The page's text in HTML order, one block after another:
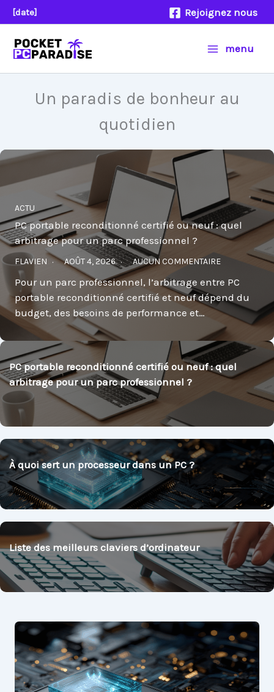
Aller
au
contenu
[date] Rejoignez nous
menu
Un paradis de bonheur au
quotidien
ACTU
PC portable reconditionné certifié ou neuf : quel
arbitrage pour un parc professionnel ?
FLAVIEN AOÛT 4, 2026 AUCUN COMMENTAIRE
Pour un parc professionnel, l’arbitrage entre PC
portable reconditionné certifié et neuf dépend du
budget, des besoins de performance et…
PC portable reconditionné certifié ou neuf : quel
arbitrage pour un parc professionnel ?
À quoi sert un processeur dans un PC ?
Liste des meilleurs claviers d’ordinateur